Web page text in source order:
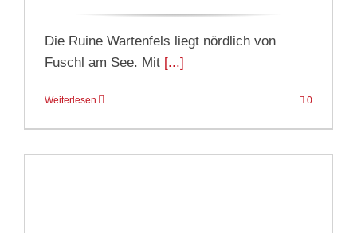
Die Ruine Wartenfels liegt nördlich von
Fuschl am See. Mit [...]
Weiterlesen 0